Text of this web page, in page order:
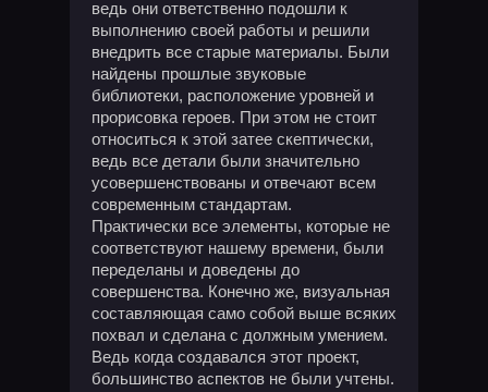
ведь они ответственно подошли к
выполнению своей работы и решили
внедрить все старые материалы. Были
найдены прошлые звуковые
библиотеки, расположение уровней и
прорисовка героев. При этом не стоит
относиться к этой затее скептически,
ведь все детали были значительно
усовершенствованы и отвечают всем
современным стандартам.
Практически все элементы, которые не
соответствуют нашему времени, были
переделаны и доведены до
совершенства. Конечно же, визуальная
составляющая само собой выше всяких
похвал и сделана с должным умением.
Ведь когда создавался этот проект,
большинство аспектов не были учтены.